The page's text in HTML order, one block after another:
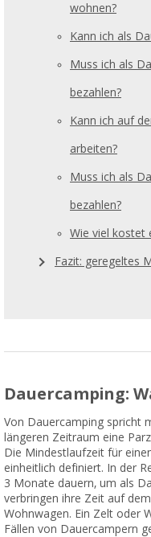
wohnen?
Kann ich als
Muss ich als
bezahlen?
Kann ich auf
arbeiten?
Muss ich als
bezahlen?
Wie viel kostet
Fazit: geregeltes
Dauercamping:
Von Dauercamping spricht
längeren Zeitraum eine
Die Mindestlaufzeit für
einheitlich definiert. In der
3 Monate dauern, um als
verbringen ihre Zeit auf
Wohnwagen. Ein Zelt oder
Fällen von Dauercampern